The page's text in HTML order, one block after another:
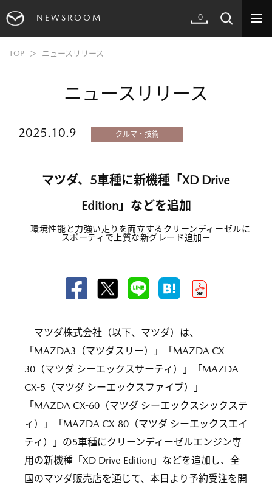
NEWSROOM 0
TOP ニュースリリース
ニュースリリース
2025.10.9 クルマ・技術
マツダ、5車種に新機種「XD Drive
Edition」などを追加
－環境性能と力強い走りを両立するクリーンディーゼルに
スポーティで上質な新グレード追加－
マツダ株式会社（以下、マツダ）は、
「MAZDA3（マツダスリー）」「MAZDA CX-
30（マツダ シーエックスサーティ）」「MAZDA
CX-5（マツダ シーエックスファイブ）」
「MAZDA CX-60（マツダ シーエックスシックステ
ィ）」「MAZDA CX-80（マツダ シーエックスエイ
ティ）」の5車種にクリーンディーゼルエンジン専
用の新機種「XD Drive Edition」などを追加し、全
国のマツダ販売店を通じて、本日より予約受注を開